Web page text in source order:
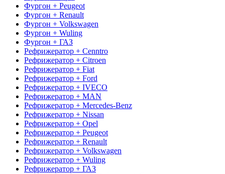
Фургон + Peugeot
Фургон + Renault
Фургон + Volkswagen
Фургон + Wuling
Фургон + ГАЗ
Рефрижератор + Cenntro
Рефрижератор + Citroen
Рефрижератор + Fiat
Рефрижератор + Ford
Рефрижератор + IVECO
Рефрижератор + MAN
Рефрижератор + Mercedes-Benz
Рефрижератор + Nissan
Рефрижератор + Opel
Рефрижератор + Peugeot
Рефрижератор + Renault
Рефрижератор + Volkswagen
Рефрижератор + Wuling
Рефрижератор + ГАЗ